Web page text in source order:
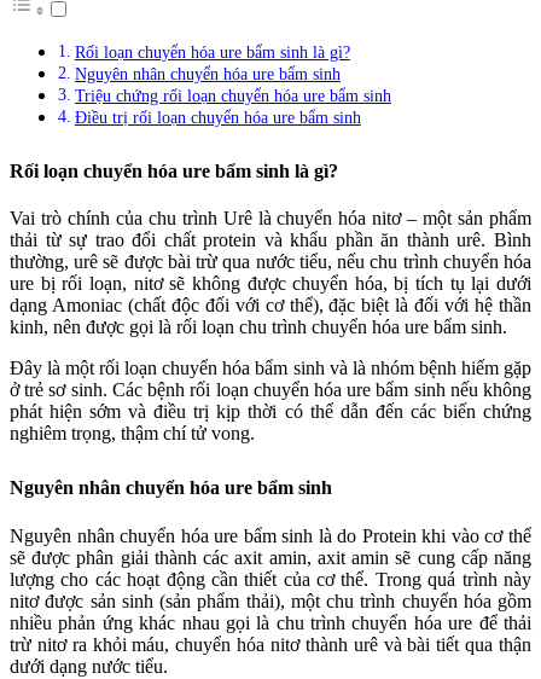
Rối loạn chuyển hóa ure bẩm sinh là gì?
Nguyên nhân chuyển hóa ure bẩm sinh
Triệu chứng rối loạn chuyển hóa ure bẩm sinh
Điều trị rối loạn chuyển hóa ure bẩm sinh
Rối loạn chuyển hóa ure bẩm sinh là gì?
Vai trò chính của chu trình Urê là chuyển hóa nitơ – một sản phẩm
thải từ sự trao đổi chất protein và khẩu phần ăn thành urê. Bình
thường, urê sẽ được bài trừ qua nước tiểu, nếu chu trình chuyển hóa
ure bị rối loạn, nitơ sẽ không được chuyển hóa, bị tích tụ lại dưới
dạng Amoniac (chất độc đối với cơ thể), đặc biệt là đối với hệ thần
kinh, nên được gọi là rối loạn chu trình chuyển hóa ure bẩm sinh.
Đây là một rối loạn chuyển hóa bẩm sinh và là nhóm bệnh hiếm gặp
ở trẻ sơ sinh. Các bệnh rối loạn chuyển hóa ure bẩm sinh nếu không
phát hiện sớm và điều trị kịp thời có thể dẫn đến các biến chứng
nghiêm trọng, thậm chí tử vong.
Nguyên nhân chuyển hóa ure bẩm sinh
Nguyên nhân chuyển hóa ure bẩm sinh là do Protein khi vào cơ thể
sẽ được phân giải thành các axit amin, axit amin sẽ cung cấp năng
lượng cho các hoạt động cần thiết của cơ thể. Trong quá trình này
nitơ được sản sinh (sản phẩm thải), một chu trình chuyển hóa gồm
nhiều phản ứng khác nhau gọi là chu trình chuyển hóa ure để thải
trừ nitơ ra khỏi máu, chuyển hóa nitơ thành urê và bài tiết qua thận
dưới dạng nước tiểu.